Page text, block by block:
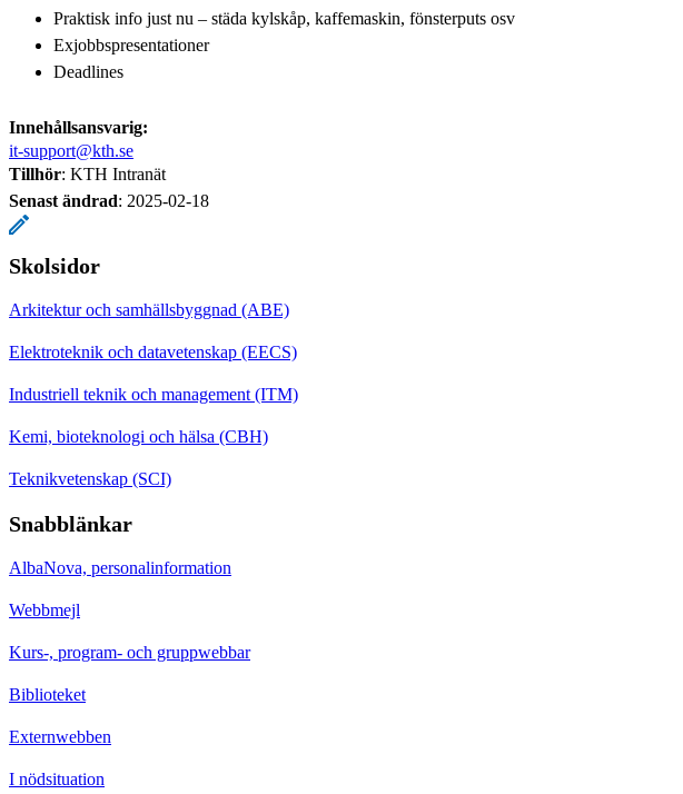
Praktisk info just nu – städa kylskåp, kaffemaskin, fönsterputs osv
Exjobbspresentationer
Deadlines
Innehållsansvarig:
it-support@kth.se
Tillhör: KTH Intranät
Senast ändrad: 2025-02-18
Skolsidor
Arkitektur och samhällsbyggnad (ABE)
Elektroteknik och datavetenskap (EECS)
Industriell teknik och management (ITM)
Kemi, bioteknologi och hälsa (CBH)
Teknikvetenskap (SCI)
Snabblänkar
AlbaNova, personalinformation
Webbmejl
Kurs-, program- och gruppwebbar
Biblioteket
Externwebben
I nödsituation